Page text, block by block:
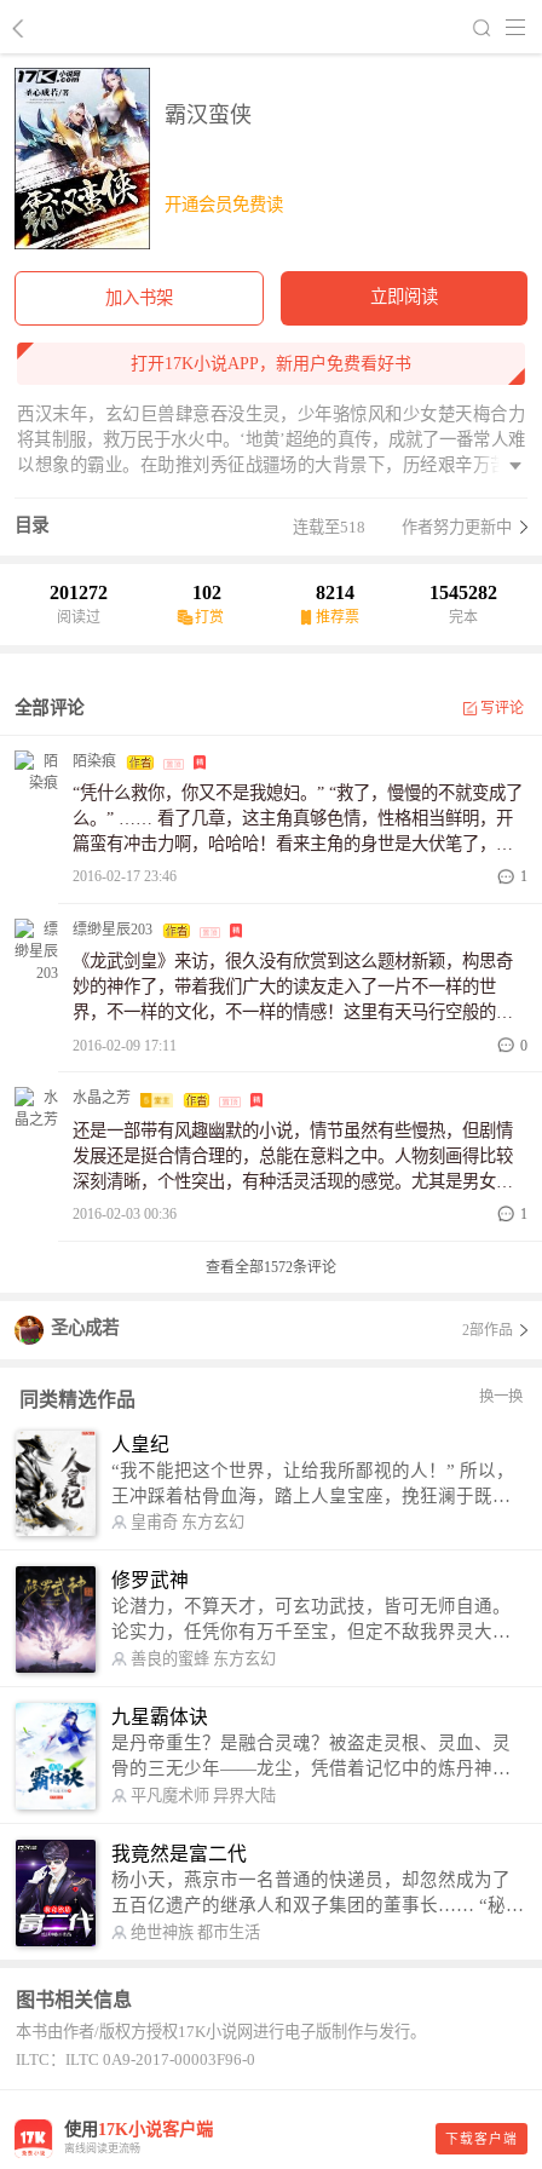
霸汉蛮侠
开通会员免费读
加入书架 立即阅读
打开17K小说APP，新用户免费看好书
西汉末年，玄幻巨兽肆意吞没生灵，少年骆惊风和少女楚天梅合力
将其制服，救万民于水火中。‘地黄’超绝的真传，成就了一番常人难
以想象的霸业。在助推刘秀征战疆场的大背景下，历经艰辛万苦，
生，用生命演绎着惊心动魄、揪心撕肺的亲历。爱情缠绵悱恻，恋
爱交错复杂，过程欢喜忧伤；战争惨然激烈，人心怪异叵测，情感
点在搏斗中成长，在奇绝中战斗，在青春萌动中虐心，在爱恨情仇
中徘徊；幸福的时候让你羡慕，悲惨的时候会让你落泪，那些熟悉
目录 连载至518 作者努力更新中
201272
阅读过
102
打赏
8214
推荐票
1545282
完本
全部评论 写评论
陌染痕
“凭什么救你，你又不是我媳妇。” “救了，慢慢的不就变成了
么。” …… 看了几章，这主角真够色情，性格相当鲜明，开
篇蛮有冲击力啊，哈哈哈！看来主角的身世是大伏笔了，矛
盾早早点出，yy点紧随其后，真够老练的！！而且章节名，
2016-02-17 23:46 1
缥缈星辰203
《龙武剑皇》来访，很久没有欣赏到这么题材新颖，构思奇
妙的神作了，带着我们广大的读友走入了一片不一样的世
界，不一样的文化，不一样的情感！这里有天马行空般的神
笔，让我们领略到了作者不一样的情怀，让我们知道这人生
的世界，领略到了另一种不同的文化风景！期待着您的再次
神作更新，星辰呈上。
2016-02-09 17:11 0
水晶之芳
还是一部带有风趣幽默的小说，情节虽然有些慢热，但剧情
发展还是挺合情合理的，总能在意料之中。人物刻画得比较
深刻清晰，个性突出，有种活灵活现的感觉。尤其是男女猪
脚都有鲜明的语言风格和动作习惯，这让人影响深刻，一句
意的。继续努力哦，我在等着呵。
2016-02-03 00:36 1
查看全部1572条评论
圣心成若 2部作品
同类精选作品 换一换
人皇纪
“我不能把这个世界，让给我所鄙视的人！” 所以，
王冲踩着枯骨血海，踏上人皇宝座，挽狂澜于既
倒，扶大厦之将倾，成就了一段无上的传说！ 微信
微博：皇甫奇（地址：http://weibo.com/u/25284575
87） QQ交流群：320238210【普通群】 574501330
【VIP订阅群】 欢迎大家关注。
皇甫奇 东方玄幻
修罗武神
论潜力，不算天才，可玄功武技，皆可无师自通。
论实力，任凭你有万千至宝，但定不敌我界灵大
军。 我是谁？天下众生视我为修罗，却不知，我以
信公众号：善良的蜜蜂后援会）
善良的蜜蜂 东方玄幻
九星霸体诀
是丹帝重生？是融合灵魂？被盗走灵根、灵血、灵
骨的三无少年——龙尘，凭借着记忆中的炼丹神
术，修行神秘功法九星霸体诀，拨开重重迷雾，解
勾搭各色美女，镇压恶鬼邪神。 江湖传闻：龙
尘一到，地吼天啸。龙尘一出，鬼泣神哭。 本
故事纯属虚构，如有雷同，那就是真事儿，想要对
号入座，抓紧时间进群：487963015 微信公众号：
平凡魔术师,或者搜索：pingfanmoshushi1982,公众
平凡魔术师 异界大陆
我竟然是富二代
杨小天，燕京市一名普通的快递员，却忽然成为了
五百亿遗产的继承人和双子集团的董事长…… “秘
书，给我定制一套百亿富翁的吃喝住行标准！” “好
呢？” “回杨总，开车太堵，已经给你安排了直升
机。” 从此，开启杨小天的百亿富翁之旅，只有他不
敢想的，没有秘书办不到的。
绝世神族 都市生活
图书相关信息
本书由作者/版权方授权17K小说网进行电子版制作与发行。
ILTC：ILTC 0A9-2017-00003F96-0
使用 17K小说客户端
离线阅读更流畅
下载客户端